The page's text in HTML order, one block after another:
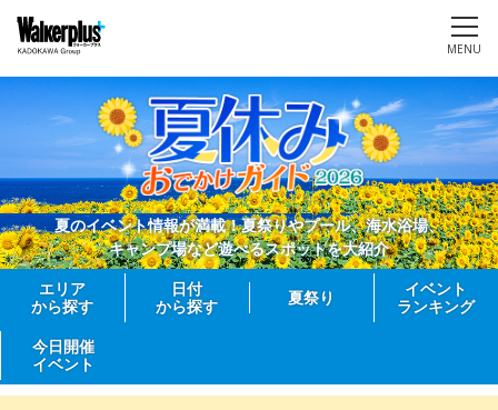
MENU
夏のイベント情報が満載！夏祭りやプール、海水浴場、
キャンプ場など遊べるスポットを大紹介
エリア
から探す
日付
から探す
夏祭り
イベント
ランキング
今日開催
イベント